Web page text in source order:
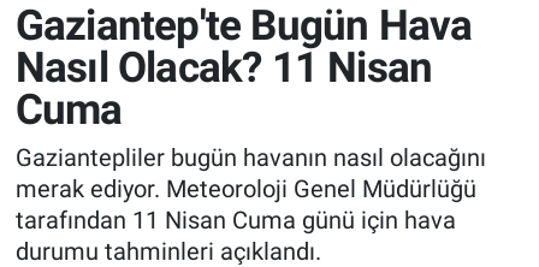
Gaziantep'te Bugün Hava
Nasıl Olacak? 11 Nisan
Cuma
Gaziantepliler bugün havanın nasıl olacağını
merak ediyor. Meteoroloji Genel Müdürlüğü
tarafından 11 Nisan Cuma günü için hava
durumu tahminleri açıklandı.